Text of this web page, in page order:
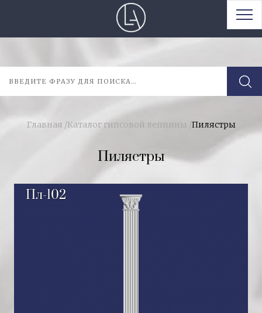
Главная /Каталог гипсовой лепнины /Пилястры
Пилястры
Пл-102